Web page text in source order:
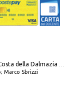
Marco Sbrizzi